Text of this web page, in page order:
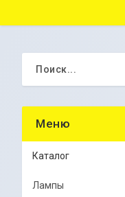
Каталог
Лампы